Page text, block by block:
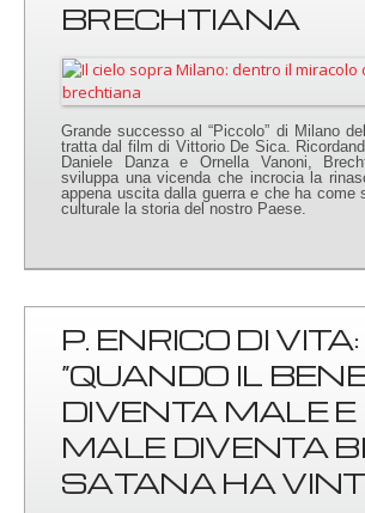
BRECHTIANA
Grande successo al “Piccolo” di Milano
tratta dal film di Vittorio De Sica.
Daniele Danza e Ornella Vanoni,
sviluppa una vicenda che incrocia la
appena uscita dalla guerra e che ha come
culturale la storia del nostro Paese.
P. ENRICO DI VITA:
“QUANDO IL
DIVENTA MALE E
MALE DIVENTA
SATANA HA